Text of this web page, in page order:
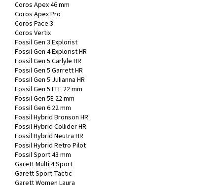
Coros Apex 46 mm
Coros Apex Pro
Coros Pace 3
Coros Vertix
Fossil Gen 3 Explorist
Fossil Gen 4 Explorist HR
Fossil Gen 5 Carlyle HR
Fossil Gen 5 Garrett HR
Fossil Gen 5 Julianna HR
Fossil Gen 5 LTE 22 mm
Fossil Gen 5E 22 mm
Fossil Gen 6 22 mm
Fossil Hybrid Bronson HR
Fossil Hybrid Collider HR
Fossil Hybrid Neutra HR
Fossil Hybrid Retro Pilot
Fossil Sport 43 mm
Garett Multi 4 Sport
Garett Sport Tactic
Garett Women Laura